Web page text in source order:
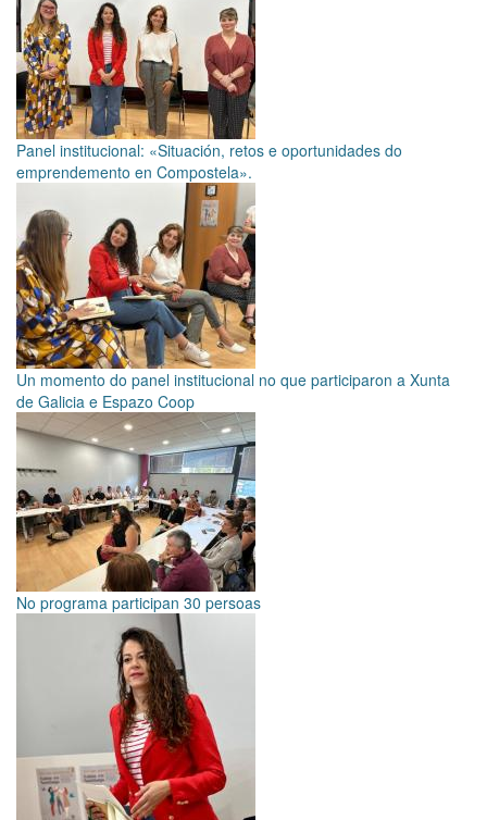
xornada
“Transformando
cidade
desde
o
cooperativismo”
Panel institucional: «Situación, retos e oportunidades do
emprendemento en Compostela».
Un momento do panel institucional no que participaron a Xunta
de Galicia e Espazo Coop
No programa participan 30 persoas